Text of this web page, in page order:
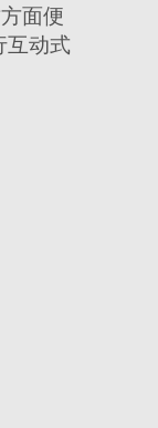
面便
互动式